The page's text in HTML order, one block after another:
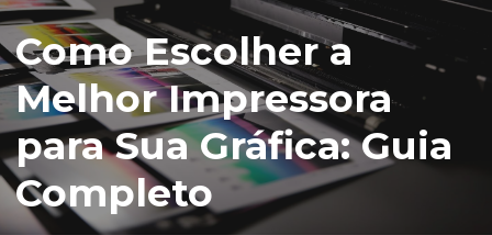
Como Escolher a
Melhor Impressora
para Sua Gráfica: Guia
Completo